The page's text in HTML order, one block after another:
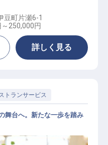
豆町片瀬6-1
250,000円
詳しく見る
トランサービス
舞台へ。新たな一歩を踏み